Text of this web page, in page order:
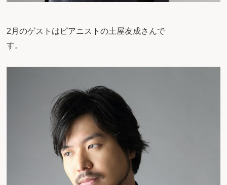
2月のゲストはピアニストの土屋友成さんで
す。